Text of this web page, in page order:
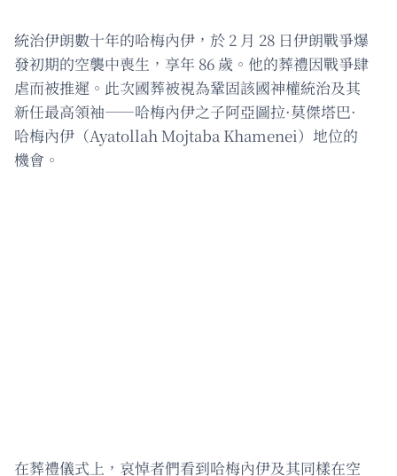
統治伊朗數十年的哈梅內伊，於 2 月 28 日伊朗戰爭爆
發初期的空襲中喪生，享年 86 歲。他的葬禮因戰爭肆
虐而被推遲。此次國葬被視為鞏固該國神權統治及其
新任最高領袖——哈梅內伊之子阿亞圖拉·莫傑塔巴·
哈梅內伊（Ayatollah Mojtaba Khamenei）地位的
機會。
在葬禮儀式上，哀悼者們看到哈梅內伊及其同樣在空